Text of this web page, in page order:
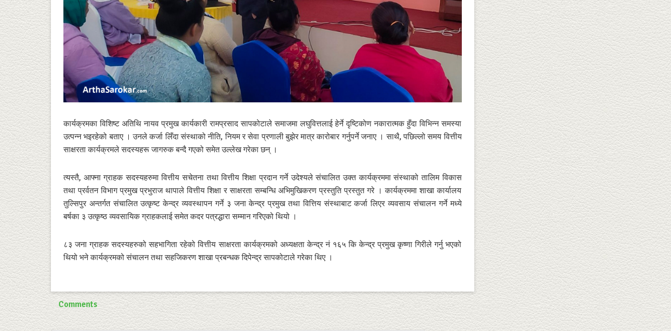
कार्यक्रमका विशिष्ट अतिथि नायव प्रमुख कार्यकारी रामप्रसाद सापकोटाले समाजमा लघुवित्तलाई हेर्ने दृष्टिकोण नकारात्मक हुँदा विभिन्न समस्या
उत्पन्न भइरहेको बताए । उनले कर्जा लिँदा संस्थाको नीति, नियम र सेवा प्रणाली बुझेर मात्र कारोबार गर्नुपर्ने जनाए । साथै, पछिल्लो समय वित्तीय
साक्षरता कार्यक्रमले सदस्यहरू जागरुक बन्दै गएको समेत उल्लेख गरेका छन् ।
त्यस्तै, आफ्ना ग्राहक सदस्यहरुमा वित्तीय सचेतना तथा वित्तीय शिक्षा प्रदान गर्ने उदेश्यले संचालित उक्त कार्यक्रममा संस्थाको तालिम विकास
तथा प्रर्वतन विभाग प्रमुख प्रभुराज थापाले वित्तीय शिक्षा र साक्षरता सम्बन्धि अभिमुखिकरण प्रस्तुति प्रस्तुत गरे । कार्यक्रममा शाखा कार्यालय
तुल्सिपुर अन्तर्गत संचालित उत्कृष्ट केन्द्र व्यवस्थापन गर्ने ३ जना केन्द्र प्रमुख तथा वित्तिय संस्थाबाट कर्जा लिएर व्यवसाय संचालन गर्ने मध्ये
बर्षका ३ उत्कृष्ठ व्यवसायिक ग्राहकलाई समेत कदर पत्रद्धारा सम्मान गरिएको थियो ।
८३ जना ग्राहक सदस्यहरुको सहभागिता रहेको वित्तीय साक्षरता कार्यक्रमको अध्यक्षता केन्द्र नं १६५ कि केन्द्र प्रमुख कृष्णा गिरीले गर्नु भएको
थियो भने कार्यक्रमको संचालन तथा सहजिकरण शाखा प्रबन्धक दिपेन्द्र सापकोटाले गरेका थिए ।
Comments